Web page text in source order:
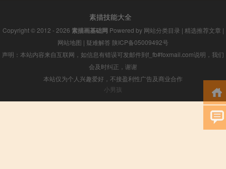
素描技能大全
Copyright © 2012 - 2026 素描画基础网 Powered by 网站分类目录 | 精选推荐文章 |
网站地图 | 疑难解答 陕ICP备05009492号
声明：本站内容来自互联网，如信息有错误可发邮件到f_fb#foxmail.com说明，我们
会及时纠正，谢谢
本站仅为个人兴趣爱好，不接盈利性广告及商业合作
小男孩